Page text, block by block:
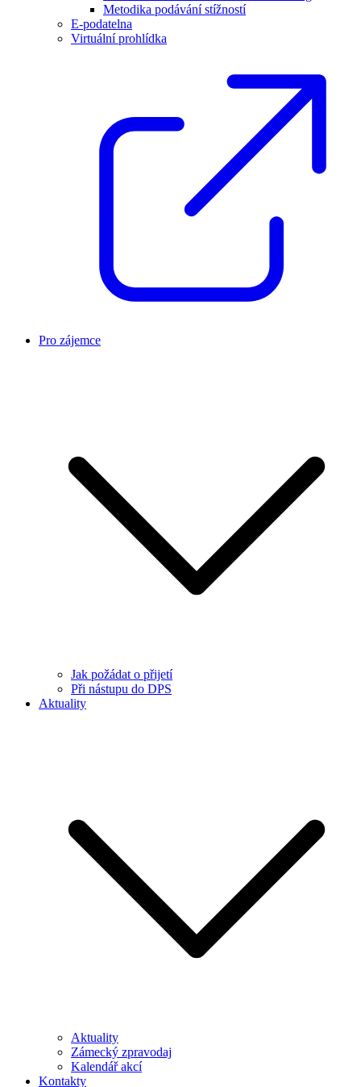
Metodika podávání stížností
E-podatelna
Virtuální prohlídka
Pro zájemce
Jak požádat o přijetí
Při nástupu do DPS
Aktuality
Aktuality
Zámecký zpravodaj
Kalendář akcí
Kontakty